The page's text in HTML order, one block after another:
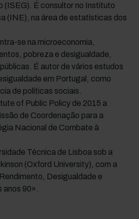
(ISEG). É consultor no Instituto
(INE), na área de estatísticas dos
se na microeconomia,
pobreza e desigualdade,
É autor de vários estudos
em Portugal, como
de políticas sociais.
of Public Policy de 2015 a
de Coordenação para a
Nacional de Combate à
Técnica de Lisboa sob a
(Oxford University), com a
Desigualdade e
90».